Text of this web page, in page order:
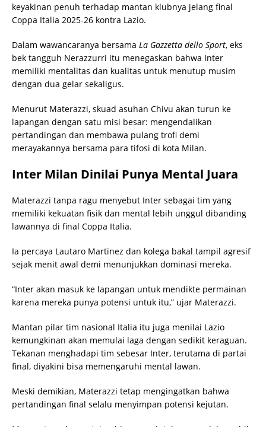
keyakinan penuh terhadap mantan klubnya jelang final
Coppa Italia 2025-26 kontra Lazio.
Dalam wawancaranya bersama La Gazzetta dello Sport, eks
bek tangguh Nerazzurri itu menegaskan bahwa Inter
memiliki mentalitas dan kualitas untuk menutup musim
dengan dua gelar sekaligus.
Menurut Materazzi, skuad asuhan Chivu akan turun ke
lapangan dengan satu misi besar: mengendalikan
pertandingan dan membawa pulang trofi demi
merayakannya bersama para tifosi di kota Milan.
Inter Milan Dinilai Punya Mental Juara
Materazzi tanpa ragu menyebut Inter sebagai tim yang
memiliki kekuatan fisik dan mental lebih unggul dibanding
lawannya di final Coppa Italia.
Ia percaya Lautaro Martinez dan kolega bakal tampil agresif
sejak menit awal demi menunjukkan dominasi mereka.
“Inter akan masuk ke lapangan untuk mendikte permainan
karena mereka punya potensi untuk itu,” ujar Materazzi.
Mantan pilar tim nasional Italia itu juga menilai Lazio
kemungkinan akan memulai laga dengan sedikit keraguan.
Tekanan menghadapi tim sebesar Inter, terutama di partai
final, diyakini bisa memengaruhi mental lawan.
Meski demikian, Materazzi tetap mengingatkan bahwa
pertandingan final selalu menyimpan potensi kejutan.